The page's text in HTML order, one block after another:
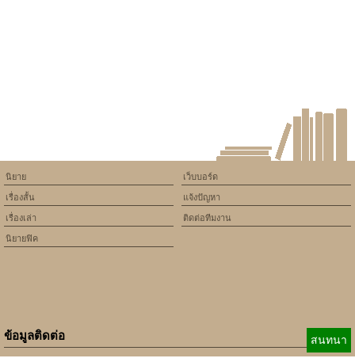
เว็บบอร์ด
แจ้งปัญหา
ติดต่อทีมงาน
นิยาย
เรื่องสั้น
เรื่องเล่า
นิยายฟิค
ข้อมูลติดต่อ สนทนา